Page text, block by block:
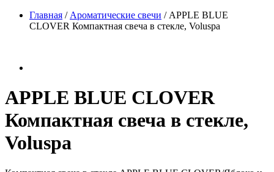
Главная / Ароматические свечи / APPLE BLUE
CLOVER Компактная свеча в стекле, Voluspa
APPLE BLUE CLOVER
Компактная свеча в стекле,
Voluspa